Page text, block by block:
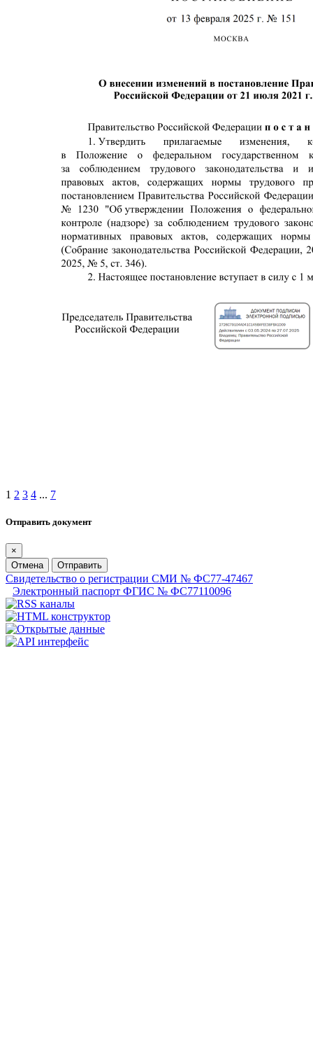
1 2 3 4 ... 7
Отправить документ
×
Отмена
Отправить
Свидетельство о регистрации СМИ № ФС77-47467
Электронный паспорт ФГИС № ФС77110096